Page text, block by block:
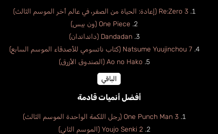
Re:Zero 3 (إعادة: الحياة من الصفر، في عالم أخر الموسم الثالث)
One Piece (ون بيس)
Dandadan (دانداندان)
Natsume Yuujinchou 7 (كتاب ناتسومي للأصدقاء الموسم السابع)
Ao no Hako (الصندوق الأزرق)
الباقي
أفضل أنميات قادمة
One Punch Man 3 (رجل اللكمة الواحدة الموسم الثالث)
Youjo Senki 2 (الموسم الثاني)